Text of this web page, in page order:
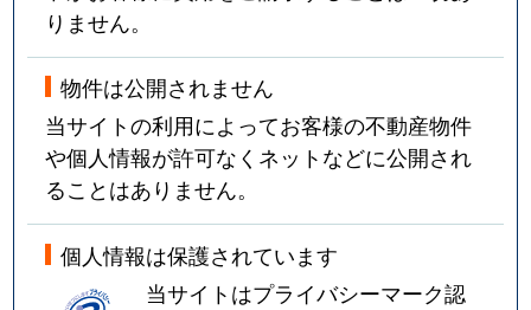
りません。
物件は公開されません
当サイトの利用によってお客様の不動産物件
や個人情報が許可なくネットなどに公開され
ることはありません。
個人情報は保護されています
当サイトはプライバシーマーク認